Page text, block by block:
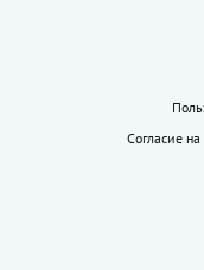
Согласие